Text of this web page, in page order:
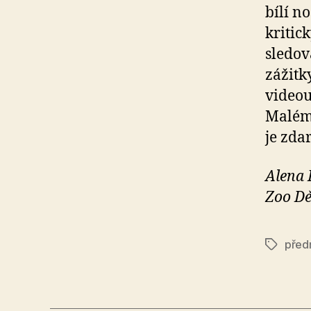
bílí
je
Alena
Zoo
Štítky